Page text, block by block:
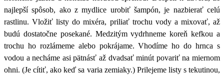
najlepší spôsob, ako z mydlice urobiť šampón, je nazbierať celú
rastlinu. Vložiť listy do mixéra, priliať trochu vody a mixovať, až
budú dostatočne posekané. Medzitým vydrhneme koreň kefkou a
trochu ho rozlámeme alebo pokrájame. Vhodíme ho do hrnca s
vodou a necháme asi pätnásť až dvadsať minút povariť na miernom
ohni. (Je cítiť, ako keď sa varia zemiaky.) Prilejeme listy s tekutinou,